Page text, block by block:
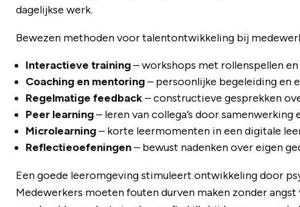
dagelijkse werk.
Bewezen methoden voor talentontwikkeling bij
Interactieve training– workshops met rollenspellen
Coaching en mentoring– persoonlijke begeleiding en
Regelmatige feedback– constructieve gesprekken
Peer learning– leren van collega’s door samenwerking
Microlearning– korte leermomenten in een digitale
Reflectieoefeningen– bewust nadenken over eigen
Een goede leeromgeving stimuleert ontwikkeling door
Medewerkers moeten fouten durven maken zonder